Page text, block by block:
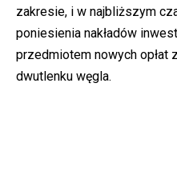
zakresie, i w najbliższym
poniesienia nakładów
przedmiotem nowych opłat
dwutlenku węgla.